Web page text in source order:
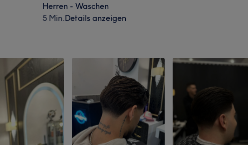
Herren - Waschen
5 Min.Details anzeigen